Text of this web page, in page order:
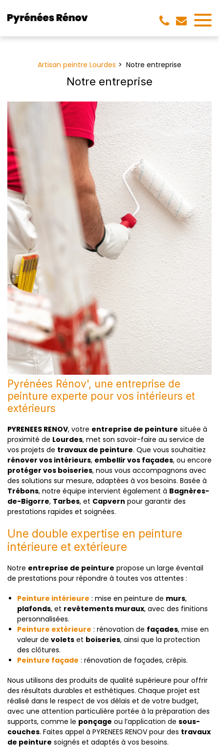
Artisan peintre Lourdes Notre entreprise
Notre entreprise
Pyrénées Rénov', une entreprise de
peinture experte pour vos intérieurs et
extérieurs
PYRENEES RENOV, votre entreprise de peinture située à
proximité de Lourdes, met son savoir-faire au service de
vos projets de travaux de peinture. Que vous souhaitiez
rénover vos intérieurs, embellir vos façades, ou encore
protéger vos boiseries, nous vous accompagnons avec
des solutions sur mesure, adaptées à vos besoins. Basée à
Trébons, notre équipe intervient également à Bagnères-
de-Bigorre, Tarbes, et Capvern pour garantir des
prestations rapides et soignées.
Une double expertise en peinture
intérieure et extérieure
Notre entreprise de peinture propose un large éventail
de prestations pour répondre à toutes vos attentes :
Peinture intérieure : mise en peinture de murs,
plafonds, et revêtements muraux, avec des finitions
personnalisées.
Peinture extérieure : rénovation de façades, mise en
valeur de volets et boiseries, ainsi que la protection
des clôtures.
Peinture façade : rénovation de façades, crêpis.
Nous utilisons des produits de qualité supérieure pour offrir
des résultats durables et esthétiques. Chaque projet est
réalisé dans le respect de vos délais et de votre budget,
avec une attention particulière portée à la préparation des
supports, comme le ponçage ou l’application de sous-
couches. Faites appel à PYRENEES RENOV pour des travaux
de peinture soignés et adaptés à vos besoins.